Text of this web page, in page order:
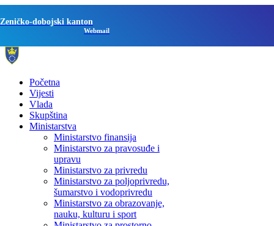
Zeničko-dobojski kanton
Webmail
Početna
Vijesti
Vlada
Skupština
Ministarstva
Ministarstvo finansija
Ministarstvo za pravosuđe i
upravu
Ministarstvo za privredu
Ministarstvo za poljoprivredu,
šumarstvo i vodoprivredu
Ministarstvo za obrazovanje,
nauku, kulturu i sport